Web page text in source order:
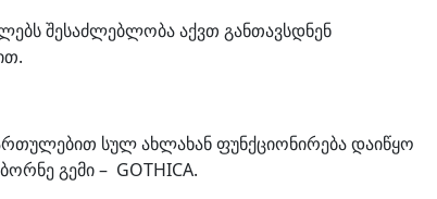
შესაძლებლობა აქვთ განთავსდნენ
სულ ახლახან ფუნქციონირება დაიწყო
გემი – GOTHICA.